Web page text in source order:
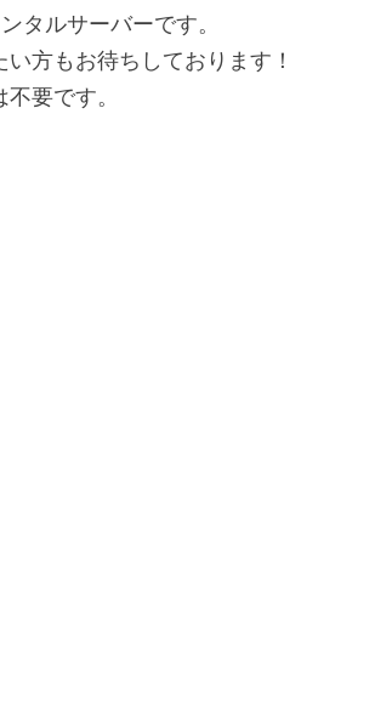
タルサーバーです。
方もお待ちしております！
要です。